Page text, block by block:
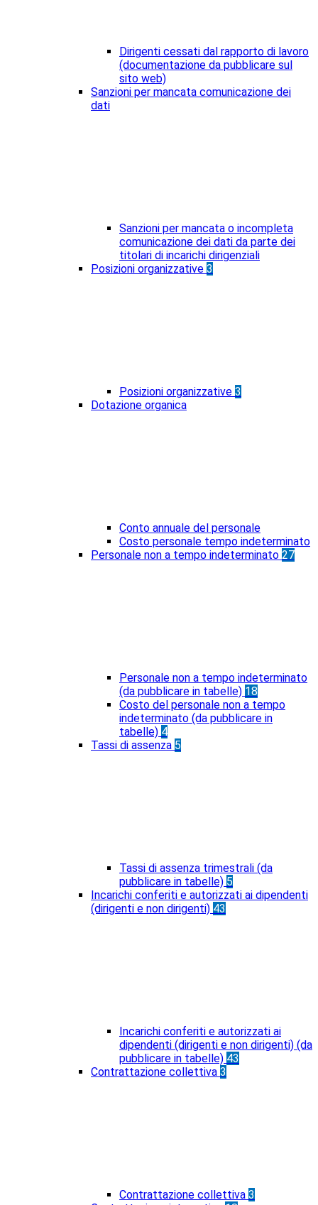
Dirigenti cessati dal rapporto di lavoro
(documentazione da pubblicare sul
sito web)
Sanzioni per mancata comunicazione dei
dati
Sanzioni per mancata o incompleta
comunicazione dei dati da parte dei
titolari di incarichi dirigenziali
Posizioni organizzative 3
Posizioni organizzative 3
Dotazione organica
Conto annuale del personale
Costo personale tempo indeterminato
Personale non a tempo indeterminato 27
Personale non a tempo indeterminato
(da pubblicare in tabelle) 18
Costo del personale non a tempo
indeterminato (da pubblicare in
tabelle) 4
Tassi di assenza 5
Tassi di assenza trimestrali (da
pubblicare in tabelle) 5
Incarichi conferiti e autorizzati ai dipendenti
(dirigenti e non dirigenti) 43
Incarichi conferiti e autorizzati ai
dipendenti (dirigenti e non dirigenti) (da
pubblicare in tabelle) 43
Contrattazione collettiva 3
Contrattazione collettiva 3